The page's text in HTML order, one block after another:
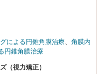
による円錐角膜治療
角膜内
円錐角膜治療
（視力矯正）